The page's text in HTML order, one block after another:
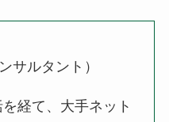
サルタント）
経て、大手ネット